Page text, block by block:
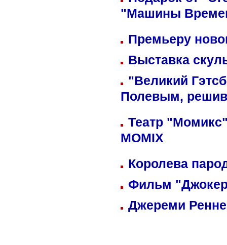
"Машины
Премьеру
Выставка
"Великий
Полевым,
Театр
MOMIX
Королева
Фильм
Джереми